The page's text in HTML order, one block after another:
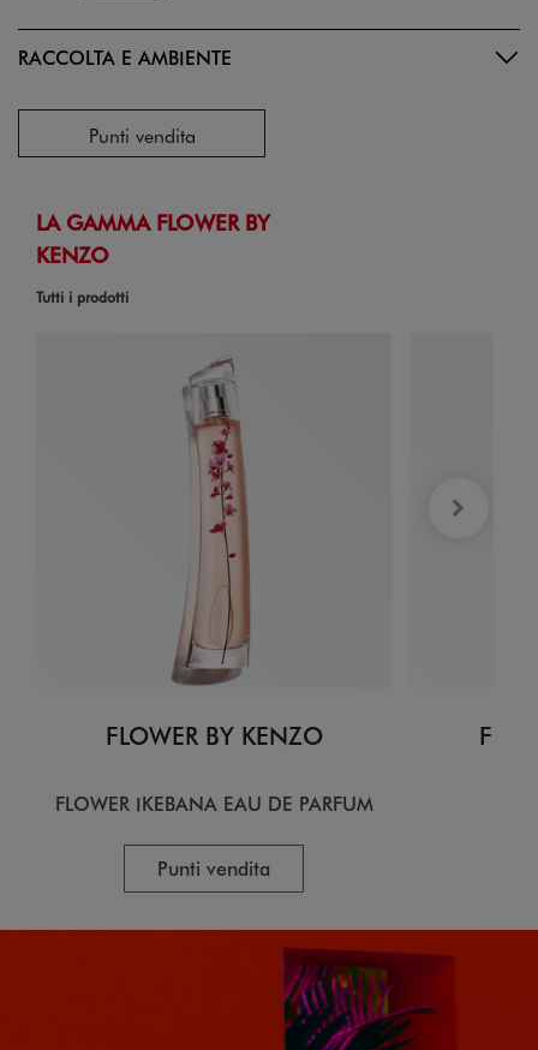
RACCOLTA E AMBIENTE
Punti vendita
LA GAMMA FLOWER BY
KENZO
Tutti i prodotti
FLOWER BY KENZO
FLOWER IKEBANA EAU DE PARFUM
Punti vendita